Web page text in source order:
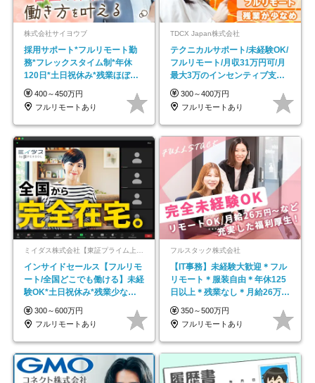
株式会社サイヨウブ
採用サポート*フルリモート勤
務*フレックスタイム制*年休
120日*土日祝休み*残業ほぼな
し*育児中社員8割以上
400～450万円
フルリモートあり
TDCX Japan株式会社
テクニカルサポート/未経験OK/
フルリモート/月収31万円可/月
最大3万のインセンティブ支給/
平均年齢33歳
300～400万円
フルリモートあり
ミイダス株式会社【東証プライム上場パーソルグループ】
インサイドセールス【フルリモ
ート/全国どこでも働ける】未経
験OK*土日祝休み*残業少なめ*
在宅勤務手当あり
300～600万円
フルリモートあり
フルスタック株式会社
【IT事務】未経験大歓迎＊フル
リモート＊服装自由＊年休125
日以上＊残業なし＊月給26万円
以上
350～500万円
フルリモートあり